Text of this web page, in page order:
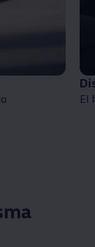
El